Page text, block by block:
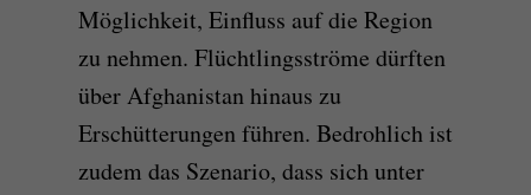
Möglichkeit, Einfluss auf die Region
zu nehmen. Flüchtlingsströme dürften
über Afghanistan hinaus zu
Erschütterungen führen. Bedrohlich ist
zudem das Szenario, dass sich unter